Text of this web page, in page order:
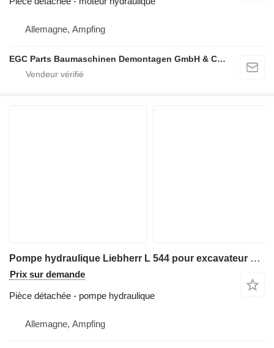
Allemagne, Ampfing
EGC Parts Baumaschinen Demontagen GmbH & Co. KG
Pompe hydraulique Liebherr L 544 pour excavateur Liebherr L 544
Prix sur demande
Pièce détachée - pompe hydraulique
Allemagne, Ampfing